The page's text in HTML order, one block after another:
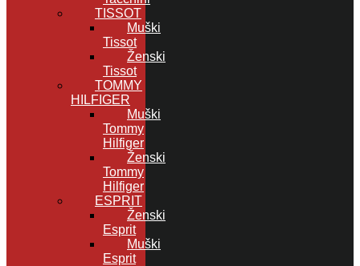
TISSOT
Muški
Tissot
Ženski
Tissot
TOMMY
HILFIGER
Muški
Tommy
Hilfiger
Ženski
Tommy
Hilfiger
ESPRIT
Ženski
Esprit
Muški
Esprit